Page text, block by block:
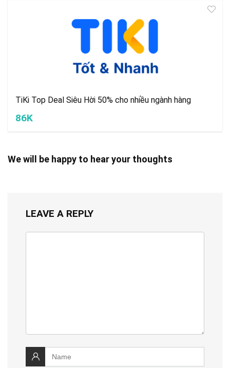
TiKi Top Deal Siêu Hời 50% cho nhiều ngành hàng
86K
We will be happy to hear your thoughts
LEAVE A REPLY